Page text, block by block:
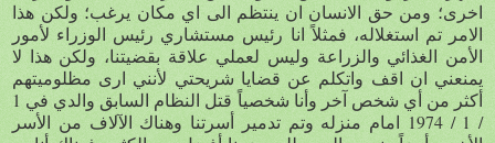
اخرى؛ ومن حق الانسان ان ينتظم الى اي مكان يرغب؛ ولكن هذا
الامر تم استغلاله، فمثلاً انا رئيس مستشاري رئيس الوزراء لأمور
الأمن الغذائي والزراعة وليس لعملي علاقة بقضيتنا، ولكن هذا لا
يمنعني ان اقف واتكلم عن قضايا شريحتي لأنني ارى مظلوميتهم
أكثر من أي شخص آخر وأنا شخصياً قتل النظام السابق والدي في 1
/ 1 / 1974 امام منزله وتم تدمير أسرتنا وهناك الآلاف من الأسر